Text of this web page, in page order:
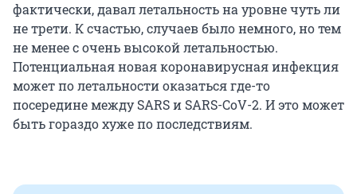
фактически, давал летальность на уровне чуть ли
не трети. К счастью, случаев было немного, но тем
не менее с очень высокой летальностью.
Потенциальная новая коронавирусная инфекция
может по летальности оказаться где-то
посередине между SARS и SARS-CoV-2. И это может
быть гораздо хуже по последствиям.